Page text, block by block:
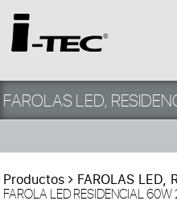
FAROLAS LED,
Productos FAROLAS LED,
FAROLA LED RESIDENCIAL